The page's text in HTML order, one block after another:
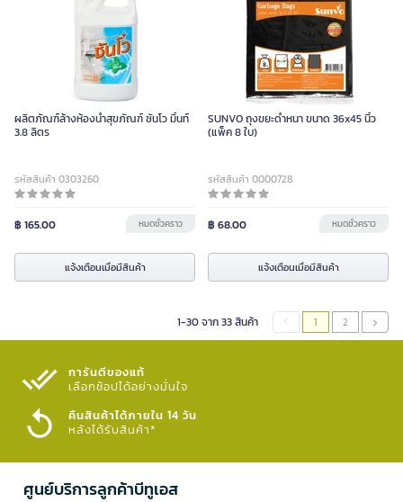
ผลิตภัณฑ์ล้างห้องน้ำสุขภัณฑ์ ซันโว มิ้นท์
3.8 ลิตร
รหัสสินค้า 0303260
฿ 165.00 หมดชั่วคราว
แจ้งเตือนเมื่อมีสินค้า
SUNVO ถุงขยะดำหนา ขนาด 36x45 นิ้ว
(แพ็ค 8 ใบ)
รหัสสินค้า 0000728
฿ 68.00 หมดชั่วคราว
แจ้งเตือนเมื่อมีสินค้า
1-30 จาก 33 สินค้า 1 2
การันตีของแท้
เลือกช้อปได้อย่างมั่นใจ​
คืนสินค้าได้ภายใน 14 วัน
หลังได้รับสินค้า*
ศูนย์บริการลูกค้าบีทูเอส